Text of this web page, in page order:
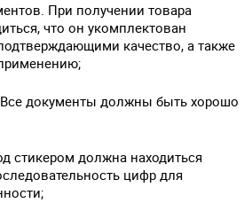
При получении товара
что он укомплектован
качество, а также
документы должны быть хорошо
стикером должна находиться
цифр для